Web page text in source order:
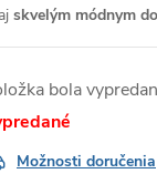
skvelým módnym
bola
Možnosti doručenia